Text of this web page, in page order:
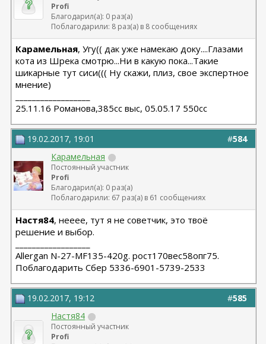
Profi
Благодарил(а): 0 раз(а)
Поблагодарили: 8 раз(а) в 8 сообщениях
Карамельная, Угу(( дак уже намекаю доку....Глазами
кота из Шрека смотрю...Ни в какую пока...Такие
шикарные тут сиси((( Ну скажи, плиз, свое экспертное
мнение)
25.11.16 Романова,385сс выс, 05.05.17 550сс
#584
19.02.2017, 19:01
Карамельная
Постоянный участник
Profi
Благодарил(а): 0 раз(а)
Поблагодарили: 67 раз(а) в 61 сообщениях
Настя84, нееее, тут я не советчик, это твоё
решение и выбор.
Allergan N-27-MF135-420g. рост170вес58опг75.
Поблагодарить Сбер 5336-6901-5739-2533
#585
19.02.2017, 19:12
Настя84
Постоянный участник
Profi